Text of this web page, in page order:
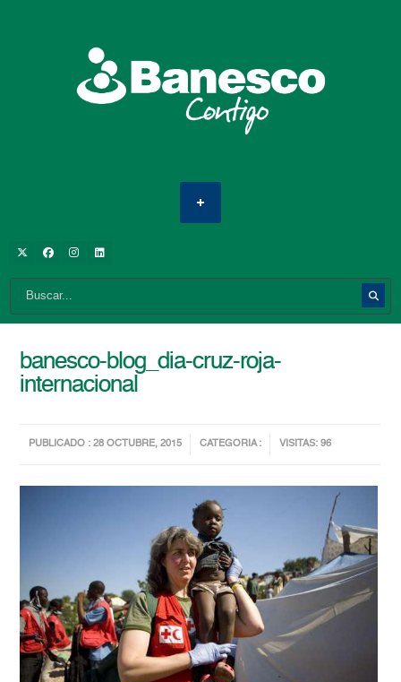
banesco-blog_dia-cruz-roja-
internacional
PUBLICADO : 28 OCTUBRE, 2015 CATEGORIA : VISITAS: 96